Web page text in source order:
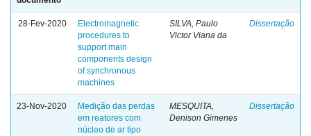
28-Fev-2020
Electromagnetic
procedures to
support main
components design
of synchronous
machines
SILVA, Paulo
Victor Viana da
Dissertação
23-Nov-2020
Medição das perdas
em reatores com
núcleo de ar tipo
MESQUITA,
Denison Gimenes
Dissertação